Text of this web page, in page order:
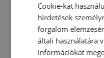
GPS-es okosórák,Gyerek
okosórák ,Magyar menüs
okosórák,Okosórák,SIM
kártyás okosórák Vízálló
okosórák
Semicor Nova 4G-s gyerek
okosóra GPS-szel
Cookie-kat
hirdetések
forgalom
általi használatára
információkat